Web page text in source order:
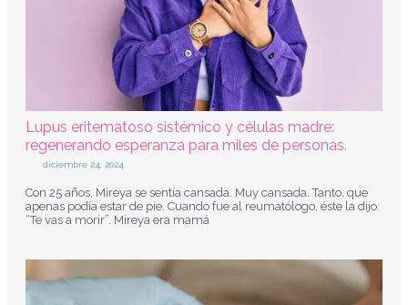
Lupus eritematoso sistémico y células madre:
regenerando esperanza para miles de personas.
diciembre 24, 2024
Con 25 años, Mireya se sentía cansada. Muy cansada. Tanto, que
apenas podía estar de pie. Cuando fue al reumatólogo, éste la dijo:
“Te vas a morir”. Mireya era mamá